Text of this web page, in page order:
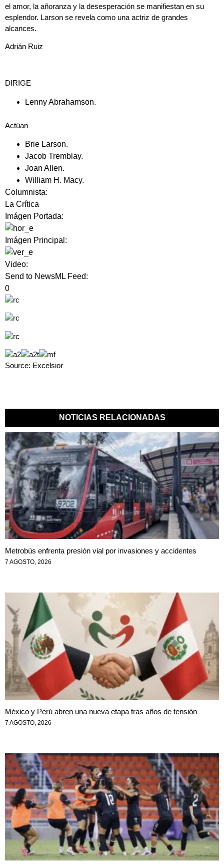
el amor, la añoranza y la desesperación se manifiestan en su
esplendor. Larson se revela como una actriz de grandes
alcances.
Adrián Ruiz
DIRIGE
Lenny Abrahamson.
Actúan
Brie Larson.
Jacob Tremblay.
Joan Allen.
William H. Macy.
Columnista:
La Crítica
Imágen Portada:
Imágen Principal:
Video:
Send to NewsML Feed:
0
Source: Excelsior
NOTICIAS RELACIONADAS
Metrobús enfrenta presión vial por invasiones y accidentes
7 AGOSTO, 2026
México y Perú abren una nueva etapa tras años de tensión
7 AGOSTO, 2026